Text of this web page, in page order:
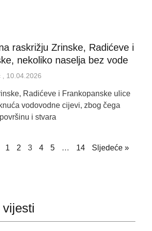
raskrižju Zrinske, Radićeve i
nekoliko naselja bez vode
10.04.2026
Radićeve i Frankopanske ulice
vodovodne cijevi, zbog čega
i stvara
1 2 3 4 5 … 14 Sljedeće »